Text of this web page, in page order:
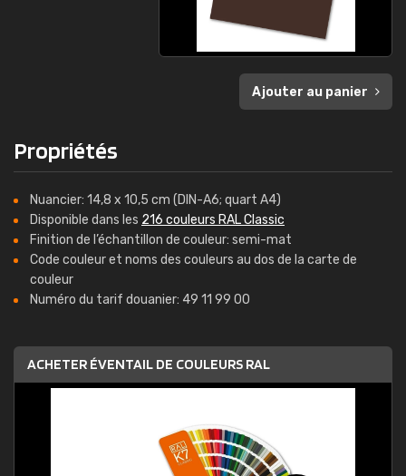
Ajouter au panier
Propriétés
Nuancier: 14,8 x 10,5 cm (DIN-A6; quart A4)
Disponible dans les 216 couleurs RAL Classic
Finition de l’échantillon de couleur: semi-mat
Code couleur et noms des couleurs au dos de la carte de
couleur
Numéro du tarif douanier: 49 11 99 00
ACHETER ÉVENTAIL DE COULEURS RAL